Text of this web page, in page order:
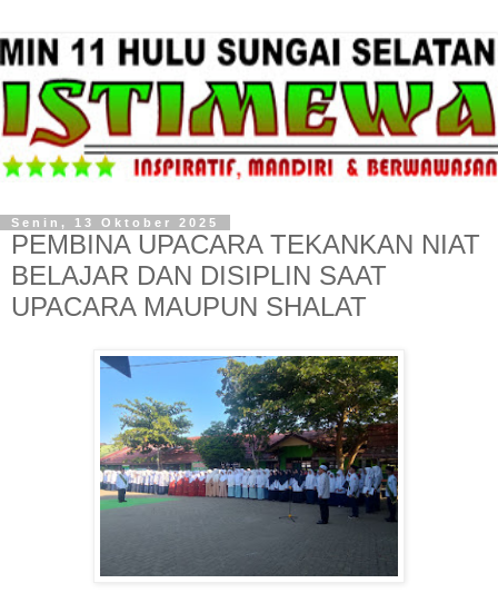
Senin, 13 Oktober 2025
PEMBINA UPACARA TEKANKAN NIAT
BELAJAR DAN DISIPLIN SAAT
UPACARA MAUPUN SHALAT